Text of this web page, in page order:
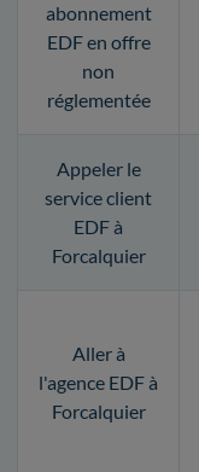
abonnement
EDF en offre
non
réglementée
Appeler le
service client
EDF à
Forcalquier
Aller à
l'agence EDF à
Forcalquier